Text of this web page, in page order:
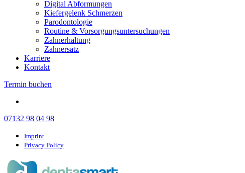
Digital Abformungen
Kiefergelenk Schmerzen
Parodontologie
Routine & Vorsorgungsuntersuchungen
Zahnerhaltung
Zahnersatz
Karriere
Kontakt
Termin buchen
07132 98 04 98
Imprint
Privacy Policy